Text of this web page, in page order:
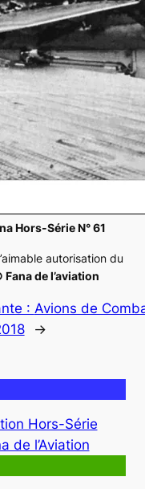
Hors-Série N° 61
autorisation du
Fana de l’aviation
: Avions de
→
Hors-Série
de l’Aviation